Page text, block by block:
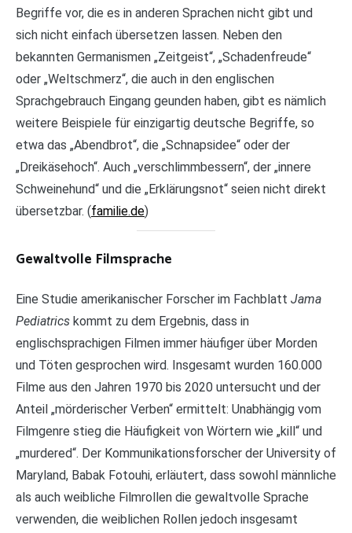
Begriffe vor, die es in anderen Sprachen nicht gibt und
sich nicht einfach übersetzen lassen. Neben den
bekannten Germanismen „Zeitgeist“, „Schadenfreude“
oder „Weltschmerz“, die auch in den englischen
Sprachgebrauch Eingang geunden haben, gibt es nämlich
weitere Beispiele für einzigartig deutsche Begriffe, so
etwa das „Abendbrot“, die „Schnapsidee“ oder der
„Dreikäsehoch“. Auch „verschlimmbessern“, der „innere
Schweinehund“ und die „Erklärungsnot“ seien nicht direkt
übersetzbar. (familie.de)
Gewaltvolle Filmsprache
Eine Studie amerikanischer Forscher im Fachblatt Jama
Pediatrics kommt zu dem Ergebnis, dass in
englischsprachigen Filmen immer häufiger über Morden
und Töten gesprochen wird. Insgesamt wurden 160.000
Filme aus den Jahren 1970 bis 2020 untersucht und der
Anteil „mörderischer Verben“ ermittelt: Unabhängig vom
Filmgenre stieg die Häufigkeit von Wörtern wie „kill“ und
„murdered“. Der Kommunikationsforscher der University of
Maryland, Babak Fotouhi, erläutert, dass sowohl männliche
als auch weibliche Filmrollen die gewaltvolle Sprache
verwenden, die weiblichen Rollen jedoch insgesamt